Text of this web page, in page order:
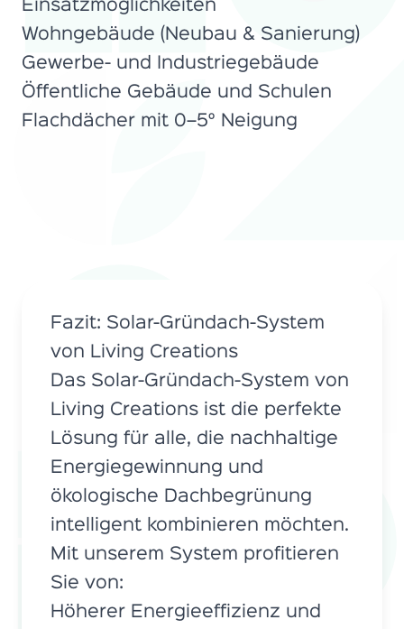
Einsatzmöglichkeiten
Wohngebäude (Neubau & Sanierung)
Gewerbe- und Industriegebäude
Öffentliche Gebäude und Schulen
Flachdächer mit 0–5° Neigung
Fazit: Solar-Gründach-System
von Living Creations
Das Solar-Gründach-System von
Living Creations ist die perfekte
Lösung für alle, die nachhaltige
Energiegewinnung und
ökologische Dachbegrünung
intelligent kombinieren möchten.
Mit unserem System profitieren
Sie von:
Höherer Energieeffizienz und